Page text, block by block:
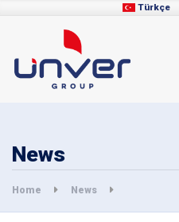
Türkçe
News
Home News